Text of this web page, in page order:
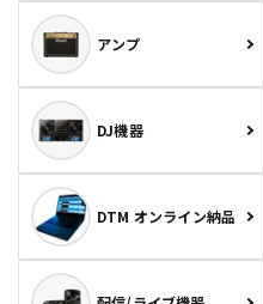
アンプ
DJ機器
DTM オンライン納品